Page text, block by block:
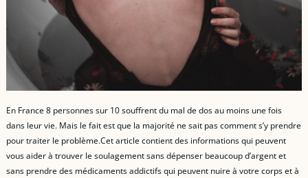
En France 8 personnes sur 10 souffrent du mal de dos au moins une fois
dans leur vie. Mais le fait est que la majorité ne sait pas comment s’y prendre
pour traiter le problème.Cet article contient des informations qui peuvent
vous aider à trouver le soulagement sans dépenser beaucoup d’argent et
sans prendre des médicaments addictifs qui peuvent nuire à votre corps et à